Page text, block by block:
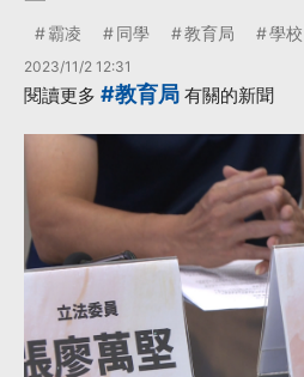
霸凌 同學 教育局 學校
2023/11/2 12:31
閱讀更多 #教育局 有關的新聞